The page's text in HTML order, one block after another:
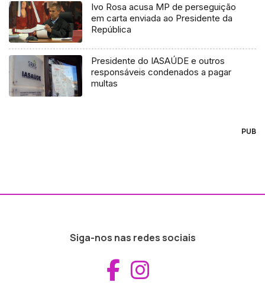
Ivo Rosa acusa MP de perseguição
em carta enviada ao Presidente da
República
Presidente do IASAÚDE e outros
responsáveis condenados a pagar
multas
PUB
Siga-nos nas redes sociais
Aceder ao